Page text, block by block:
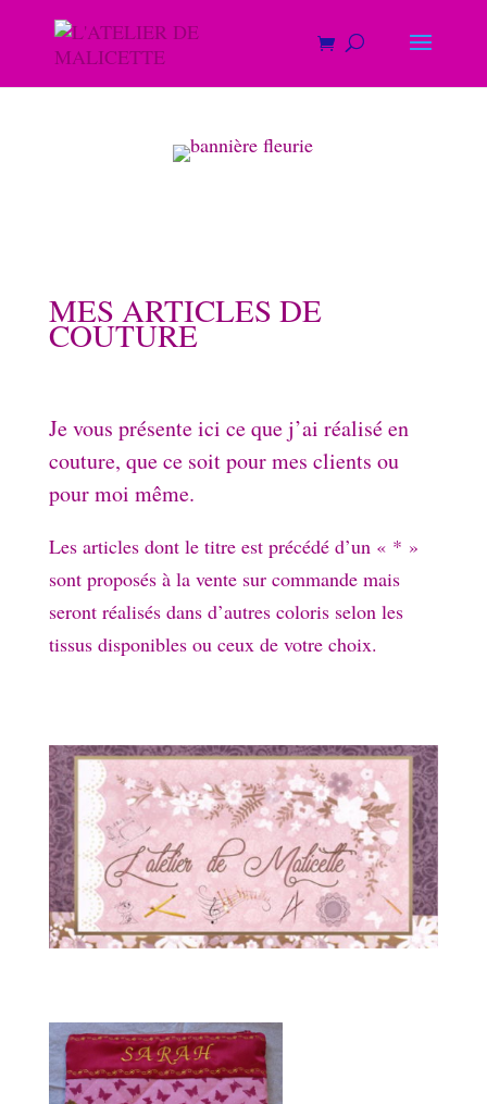
MES ARTICLES DE
COUTURE
Je vous présente ici ce que j’ai réalisé en
couture, que ce soit pour mes clients ou
pour moi même.
Les articles dont le titre est précédé d’un « * »
sont proposés à la vente sur commande mais
seront réalisés dans d’autres coloris selon les
tissus disponibles ou ceux de votre choix.